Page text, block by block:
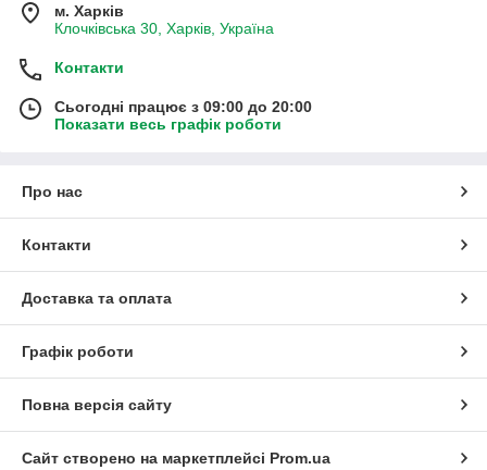
м. Харків
Клочківська 30, Харків, Україна
Контакти
Сьогодні працює з 09:00 до 20:00
Показати весь графік роботи
Про нас
Контакти
Доставка та оплата
Графік роботи
Повна версія сайту
Сайт створено на маркетплейсі Prom.ua